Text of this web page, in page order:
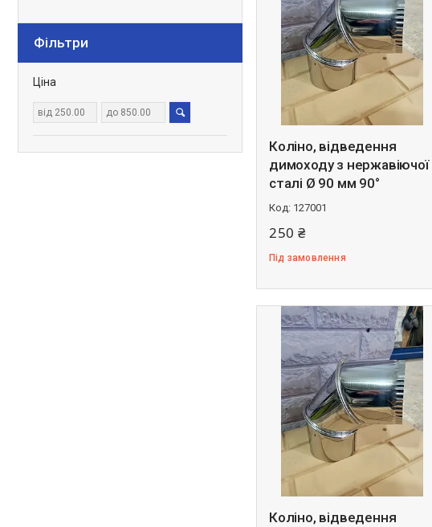
Коліно, відведення
димоходу з нержавіючої
сталі Ø 90 мм 90°
127001
250 ₴
Під замовлення
Коліно, відведення
Фільтри
Ціна